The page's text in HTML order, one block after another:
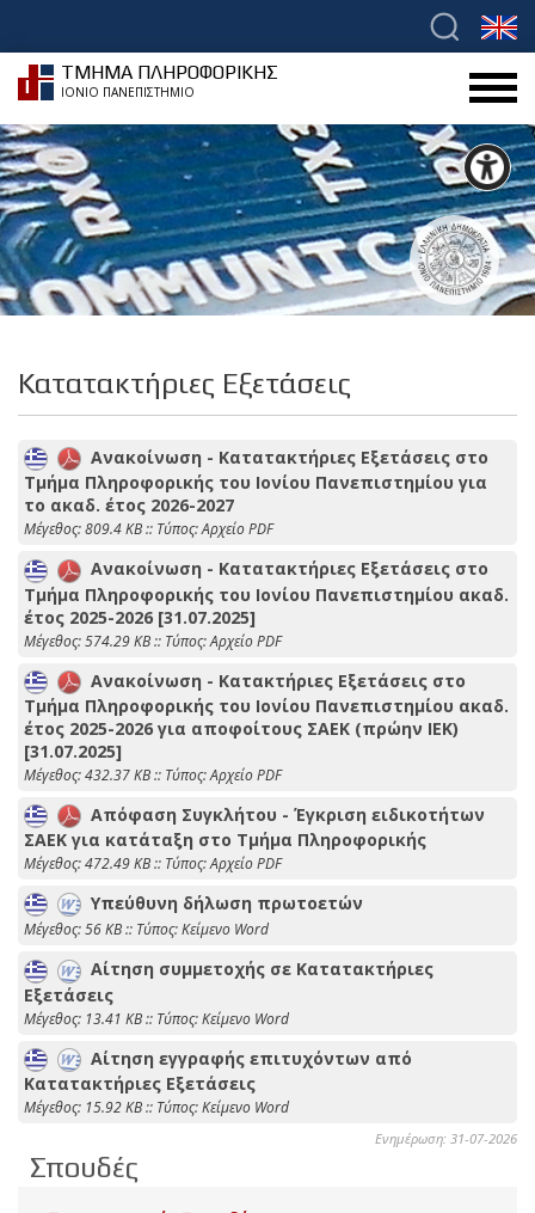
ΤΜΗΜΑ ΠΛΗΡΟΦΟΡΙΚΗΣ
ΙΟΝΙΟ ΠΑΝΕΠΙΣΤΗΜΙΟ
Κατατακτήριες Εξετάσεις
Ανακοίνωση - Κατατακτήριες Εξετάσεις στο
Τμήμα Πληροφορικής του Ιονίου Πανεπιστημίου για
το ακαδ. έτος 2026-2027
Mέγεθος: 809.4 KB :: Τύπος: Αρχείο PDF
Aνακοίνωση - Κατατακτήριες Εξετάσεις στο
Τμήμα Πληροφορικής του Ιονίου Πανεπιστημίου ακαδ.
έτος 2025-2026 [31.07.2025]
Mέγεθος: 574.29 KB :: Τύπος: Αρχείο PDF
Ανακοίνωση - Κατακτήριες Εξετάσεις στο
Τμήμα Πληροφορικής του Ιονίου Πανεπιστημίου ακαδ.
έτος 2025-2026 για αποφοίτους ΣΑΕΚ (πρώην ΙΕΚ)
[31.07.2025]
Mέγεθος: 432.37 KB :: Τύπος: Αρχείο PDF
Απόφαση Συγκλήτου - Έγκριση ειδικοτήτων
ΣΑΕΚ για κατάταξη στο Τμήμα Πληροφορικής
Mέγεθος: 472.49 KB :: Τύπος: Αρχείο PDF
Υπεύθυνη δήλωση πρωτοετών
Mέγεθος: 56 KB :: Τύπος: Kείμενο Word
Αίτηση συμμετοχής σε Κατατακτήριες
Εξετάσεις
Mέγεθος: 13.41 KB :: Τύπος: Kείμενο Word
Αίτηση εγγραφής επιτυχόντων από
Κατατακτήριες Εξετάσεις
Mέγεθος: 15.92 KB :: Τύπος: Kείμενο Word
Ενημέρωση: 31-07-2026
Σπουδές